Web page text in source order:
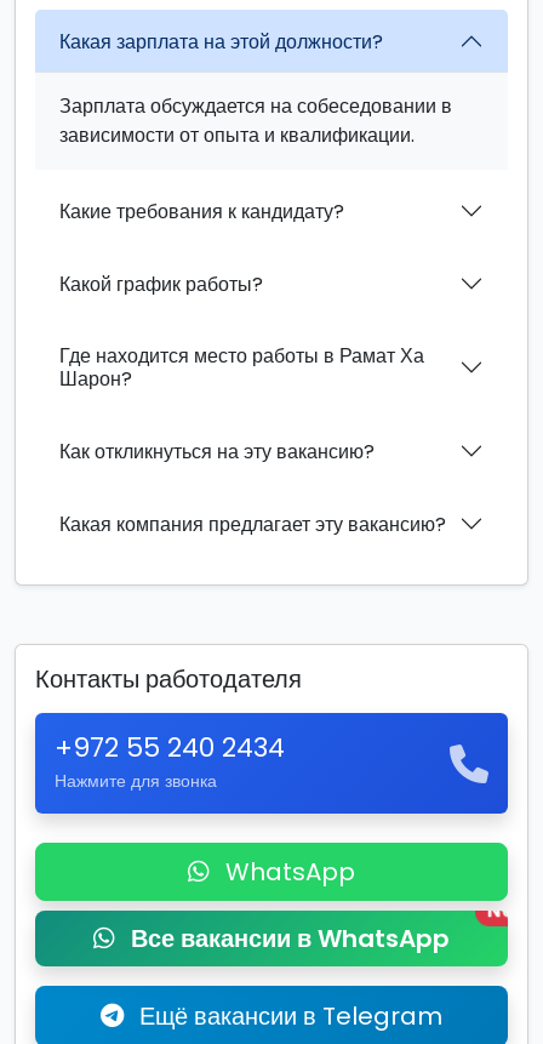
Какая зарплата на этой должности?
Зарплата обсуждается на собеседовании в
зависимости от опыта и квалификации.
Какие требования к кандидату?
Какой график работы?
Где находится место работы в Рамат Ха
Шарон?
Как откликнуться на эту вакансию?
Какая компания предлагает эту вакансию?
Контакты работодателя
+972 55 240 2434
Нажмите для звонка
WhatsApp
Все вакансии в WhatsApp
New
Ещё вакансии в Telegram